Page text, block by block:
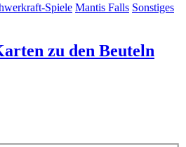
Spiele Mantis Falls Sonstiges
zu den Beuteln